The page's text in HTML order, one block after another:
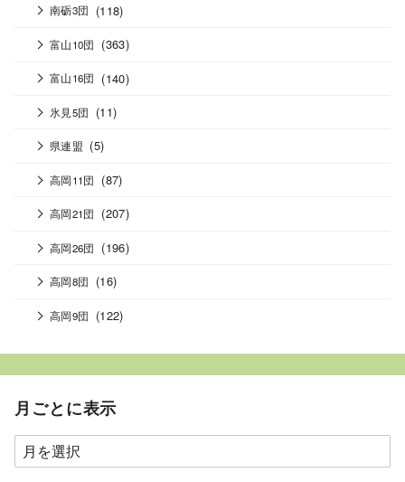
南砺3団 (118)
富山10団 (363)
富山16団 (140)
氷見5団 (11)
県連盟 (5)
高岡11団 (87)
高岡21団 (207)
高岡26団 (196)
高岡8団 (16)
高岡9団 (122)
月ごとに表示
月
ご